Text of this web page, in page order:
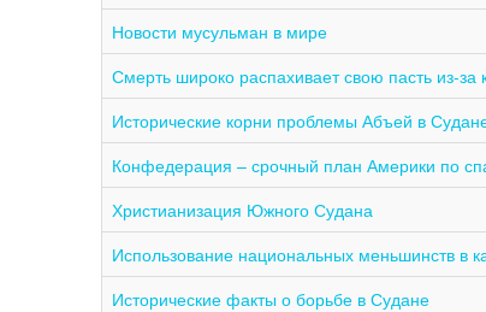
Новости мусульман в мире
Смерть широко распахивает свою пасть из-за
Исторические корни проблемы Абъей в
Конфедерация – срочный план Америки по
Христианизация Южного Судана
Использование национальных меньшинств в
Исторические факты о борьбе в Судане